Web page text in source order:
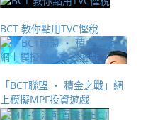
BCT 教你點用TVC慳稅
「BCT聯盟 ‧ 積金之戰」網
上模擬MPF投資遊戲